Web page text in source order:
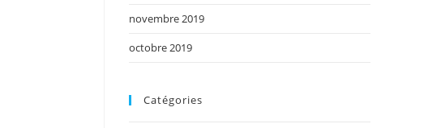
novembre 2019
octobre 2019
Catégories